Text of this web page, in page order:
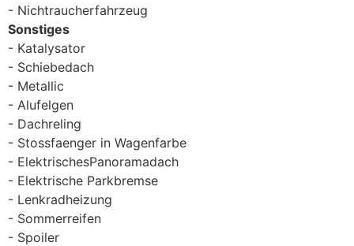
Nichtraucherfahrzeug
Sonstiges
Katalysator
Schiebedach
Metallic
Alufelgen
Dachreling
Stossfaenger in Wagenfarbe
ElektrischesPanoramadach
Elektrische Parkbremse
Lenkradheizung
Sommerreifen
Spoiler